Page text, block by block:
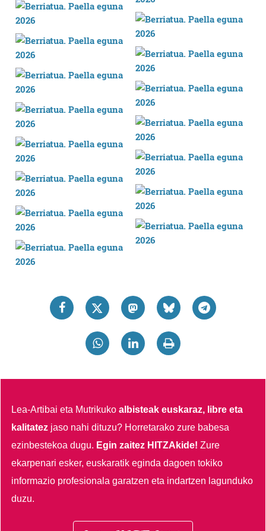
Lea-Artibai eta Mutrikukoalbisteak euskaraz, libre eta
kalitatez jaso nahi dituzu? Horretarako zure babesa
ezinbestekoa dugu. Egin zaitez HITZAkide!Zure
ekarpenari esker, euskaratik eginda dagoen tokiko
informazio profesionala garatzen eta indartzen lagunduko
duzu.